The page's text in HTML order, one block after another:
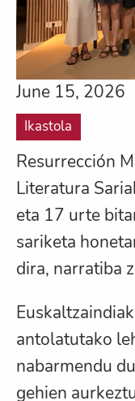
June 15, 2026
Ikastola
Resurrección
Literatura
eta 17 urte
sariketa
dira, narratiba
antolatutako
nabarmendu
gehien